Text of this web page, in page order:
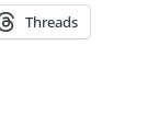
Threads